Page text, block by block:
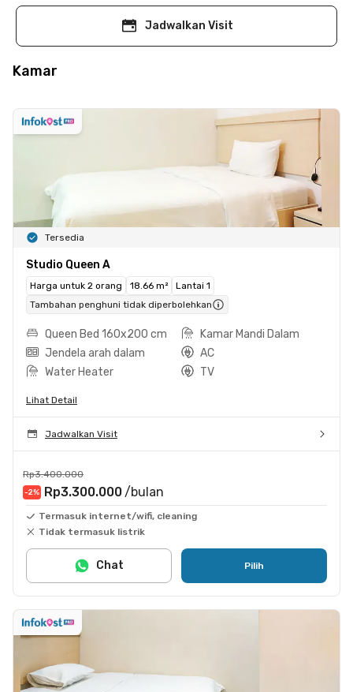
Jadwalkan Visit
Kamar
Tersedia
Studio Queen A
Harga untuk 2 orang 18.66 m²
Lantai 1
Tambahan penghuni tidak diperbolehkan
Queen Bed 160x200 cm
Kamar Mandi Dalam
Jendela arah dalam
AC
Water Heater
TV
Lihat Detail
Jadwalkan Visit
Rp3.400.000
-2% Rp3.300.000 /bulan
Termasuk internet/wifi, cleaning
Tidak termasuk listrik
Pilih
Chat